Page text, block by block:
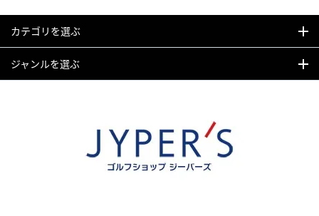
カテゴリを選ぶ
ジャンルを選ぶ